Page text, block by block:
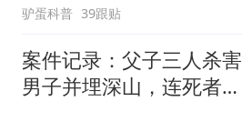
驴蛋科普 39跟贴
案件记录：父子三人杀害
男子并埋深山，连死者是